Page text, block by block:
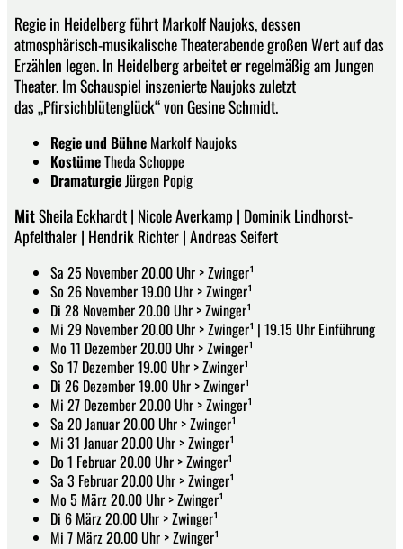
Regie in Heidelberg führt Markolf Naujoks, dessen
atmosphärisch-musikalische Theaterabende großen Wert auf das
Erzählen legen. In Heidelberg arbeitet er regelmäßig am Jungen
Theater. Im Schauspiel inszenierte Naujoks zuletzt
das „Pfirsichblütenglück“ von Gesine Schmidt.
Regie und Bühne Markolf Naujoks
KostümeTheda Schoppe
Dramaturgie Jürgen Popig
MitSheila Eckhardt | Nicole Averkamp | Dominik Lindhorst-
Apfelthaler | Hendrik Richter | Andreas Seifert
Sa 25 November 20.00 Uhr > Zwinger¹
So 26 November 19.00 Uhr > Zwinger¹
Di 28 November 20.00 Uhr > Zwinger¹
Mi 29 November 20.00 Uhr > Zwinger¹ | 19.15 Uhr Einführung
Mo 11 Dezember 20.00 Uhr > Zwinger¹
So 17 Dezember 19.00 Uhr > Zwinger¹
Di 26 Dezember 19.00 Uhr > Zwinger¹
Mi 27 Dezember 20.00 Uhr > Zwinger¹
Sa 20 Januar 20.00 Uhr > Zwinger¹
Mi 31 Januar 20.00 Uhr > Zwinger¹
Do 1 Februar 20.00 Uhr > Zwinger¹
Sa 3 Februar 20.00 Uhr > Zwinger¹
Mo 5 März 20.00 Uhr > Zwinger¹
Di 6 März 20.00 Uhr > Zwinger¹
Mi 7 März 20.00 Uhr > Zwinger¹